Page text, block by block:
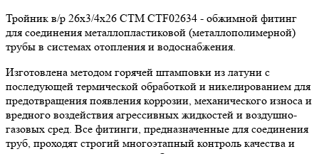
Тройник в/р 26х3/4х26 CTM CTF02634 - обжимной фитинг
для соединения металлопластиковой (металлополимерной)
трубы в системах отопления и водоснабжения.
Изготовлена методом горячей штамповки из латуни с
последующей термической обработкой и никелированием для
предотвращения появления коррозии, механического износа и
вредного воздействия агрессивных жидкостей и воздушно-
газовых сред. Все фитинги, предназначенные для соединения
труб, проходят строгий многоэтапный контроль качества и